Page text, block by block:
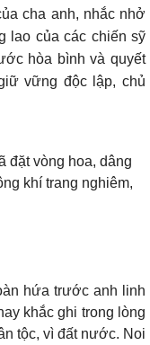
cha anh, nhắc nhở
lao của các chiến sỹ
hòa bình và quyết
vững độc lập, chủ
đặt vòng hoa, dâng
khí trang nghiêm,
hứa trước anh linh
khắc ghi trong lòng
tộc, vì đất nước. Noi